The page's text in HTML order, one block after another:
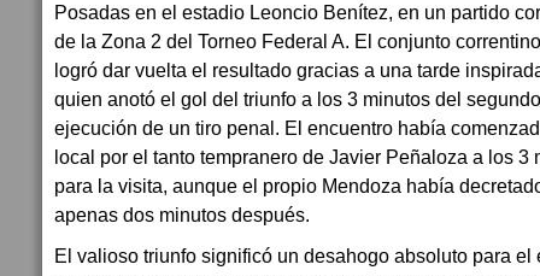
Posadas en el estadio Leoncio Benítez, en un partido
de la Zona 2 del Torneo Federal A. El conjunto
logró dar vuelta el resultado gracias a una tarde
quien anotó el gol del triunfo a los 3 minutos del
ejecución de un tiro penal. El encuentro había
local por el tanto tempranero de Javier Peñaloza a los
para la visita, aunque el propio Mendoza había
apenas dos minutos después.
El valioso triunfo significó un desahogo absoluto para el